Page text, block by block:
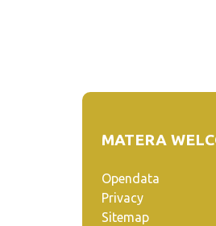
MATERA
Opendata
Privacy
Sitemap